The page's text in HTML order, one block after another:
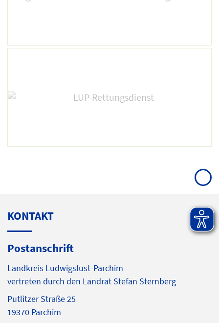
KONTAKT
Postanschrift
Landkreis Ludwigslust-Parchim
vertreten durch den Landrat Stefan Sternberg
Putlitzer Straße 25
19370 Parchim